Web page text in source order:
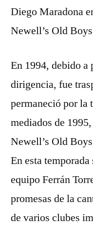
Diego Maradona
Newell’s Old
En 1994, debido a
dirigencia, fue
permaneció por la
mediados de
Newell’s Old
En esta
equipo Ferrán
promesas de la
de varios clubes